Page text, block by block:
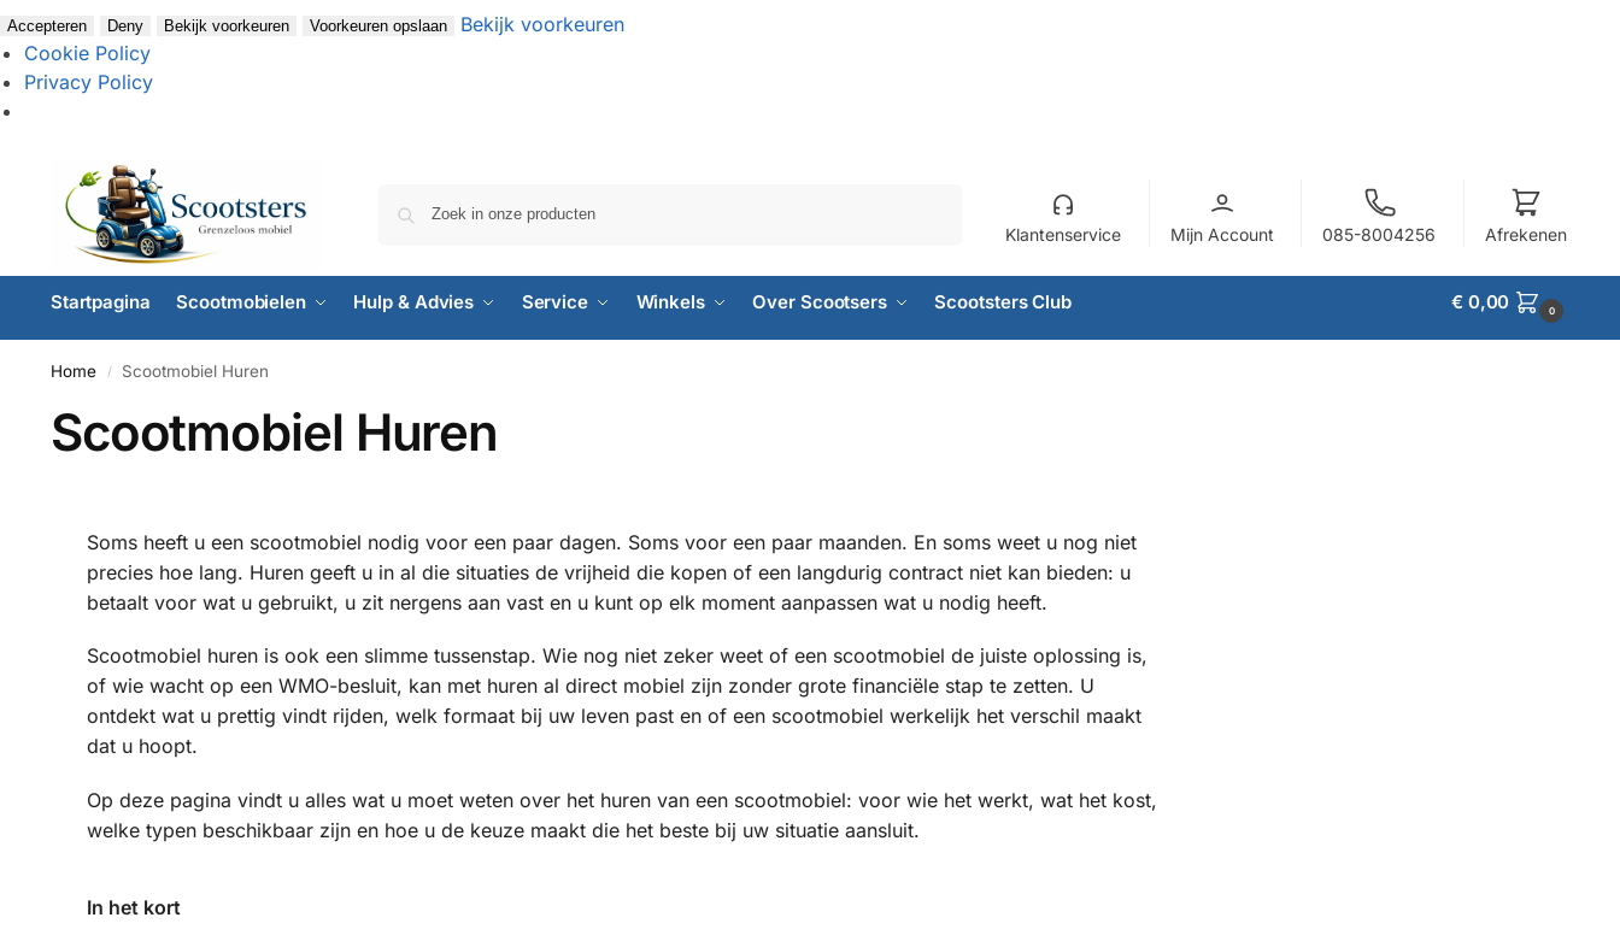
Accepteren Deny Bekijk voorkeuren Voorkeuren opslaan
Bekijk voorkeuren
Cookie Policy
Privacy Policy
Klantenservice Mijn Account 085-8004256 Afrekenen
Startpagina Scootmobielen Hulp & Advies Service Winkels Over Scootsers Scootsters Club €0,00 0
Home / Scootmobiel Huren
Scootmobiel Huren
Soms heeft u een scootmobiel nodig voor een paar dagen. Soms voor een paar maanden. En soms weet u nog niet
precies hoe lang. Huren geeft u in al die situaties de vrijheid die kopen of een langdurig contract niet kan bieden: u
betaalt voor wat u gebruikt, u zit nergens aan vast en u kunt op elk moment aanpassen wat u nodig heeft.
Scootmobiel huren is ook een slimme tussenstap. Wie nog niet zeker weet of een scootmobiel de juiste oplossing is,
of wie wacht op een WMO-besluit, kan met huren al direct mobiel zijn zonder grote financiële stap te zetten. U
ontdekt wat u prettig vindt rijden, welk formaat bij uw leven past en of een scootmobiel werkelijk het verschil maakt
dat u hoopt.
Op deze pagina vindt u alles wat u moet weten over het huren van een scootmobiel: voor wie het werkt, wat het kost,
welke typen beschikbaar zijn en hoe u de keuze maakt die het beste bij uw situatie aansluit.
In het kort